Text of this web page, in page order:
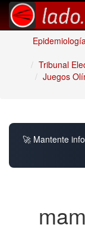
Tribunal
Juegos
🚀 Mantente